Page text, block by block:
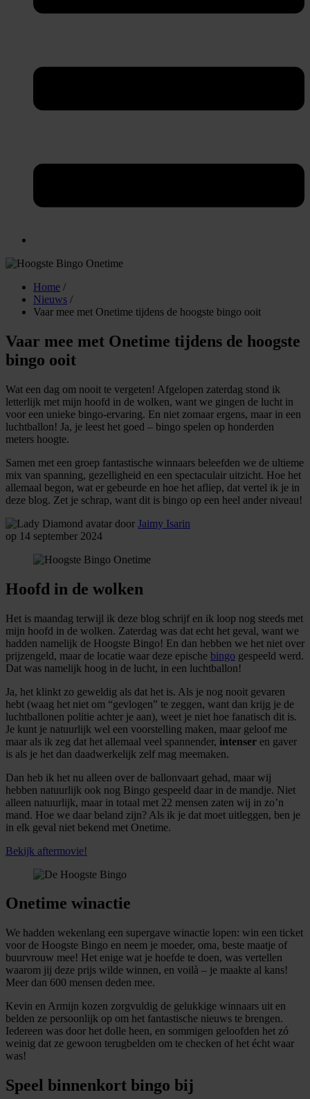
Home /
Nieuws /
Vaar mee met Onetime tijdens de hoogste bingo ooit
Vaar mee met Onetime tijdens de hoogste
bingo ooit
Wat een dag om nooit te vergeten! Afgelopen zaterdag stond ik
letterlijk met mijn hoofd in de wolken, want we gingen de lucht in
voor een unieke bingo-ervaring. En niet zomaar ergens, maar in een
luchtballon! Ja, je leest het goed – bingo spelen op honderden
meters hoogte.
Samen met een groep fantastische winnaars beleefden we de ultieme
mix van spanning, gezelligheid en een spectaculair uitzicht. Hoe het
allemaal begon, wat er gebeurde en hoe het afliep, dat vertel ik je in
deze blog. Zet je schrap, want dit is bingo op een heel ander niveau!
door Jaimy Isarin
op 14 september 2024
Hoofd in de wolken
Het is maandag terwijl ik deze blog schrijf en ik loop nog steeds met
mijn hoofd in de wolken. Zaterdag was dat echt het geval, want we
hadden namelijk de Hoogste Bingo! En dan hebben we het niet over
prijzengeld, maar de locatie waar deze epische bingo gespeeld werd.
Dat was namelijk hoog in de lucht, in een luchtballon!
Ja, het klinkt zo geweldig als dat het is. Als je nog nooit gevaren
hebt (waag het niet om “gevlogen” te zeggen, want dan krijg je de
luchtballonen politie achter je aan), weet je niet hoe fanatisch dit is.
Je kunt je natuurlijk wel een voorstelling maken, maar geloof me
maar als ik zeg dat het allemaal veel spannender, intenser en gaver
is als je het dan daadwerkelijk zelf mag meemaken.
Dan heb ik het nu alleen over de ballonvaart gehad, maar wij
hebben natuurlijk ook nog Bingo gespeeld daar in de mandje. Niet
alleen natuurlijk, maar in totaal met 22 mensen zaten wij in zo’n
mand. Hoe we daar beland zijn? Als ik je dat moet uitleggen, ben je
in elk geval niet bekend met Onetime.
Bekijk aftermovie!
Onetime winactie
We hadden wekenlang een supergave winactie lopen: win een ticket
voor de Hoogste Bingo en neem je moeder, oma, beste maatje of
buurvrouw mee! Het enige wat je hoefde te doen, was vertellen
waarom jij deze prijs wilde winnen, en voilà – je maakte al kans!
Meer dan 600 mensen deden mee.
Kevin en Armijn kozen zorgvuldig de gelukkige winnaars uit en
belden ze persoonlijk op om het fantastische nieuws te brengen.
Iedereen was door het dolle heen, en sommigen geloofden het zó
weinig dat ze gewoon terugbelden om te checken of het écht waar
was!
Speel binnenkort bingo bij